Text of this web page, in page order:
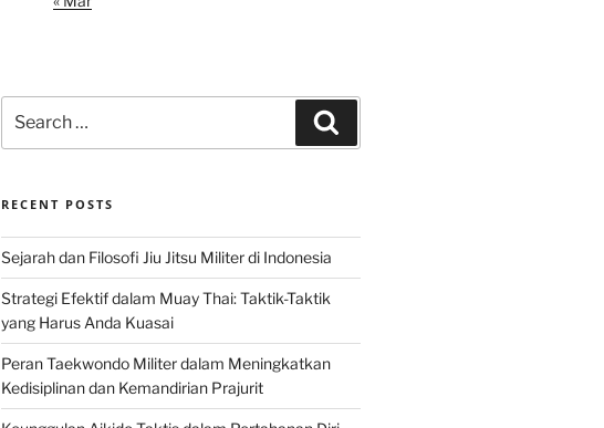
for:
RECENT POSTS
Sejarah dan Filosofi Jiu Jitsu Militer di Indonesia
Strategi Efektif dalam Muay Thai: Taktik-Taktik
yang Harus Anda Kuasai
Peran Taekwondo Militer dalam Meningkatkan
Kedisiplinan dan Kemandirian Prajurit